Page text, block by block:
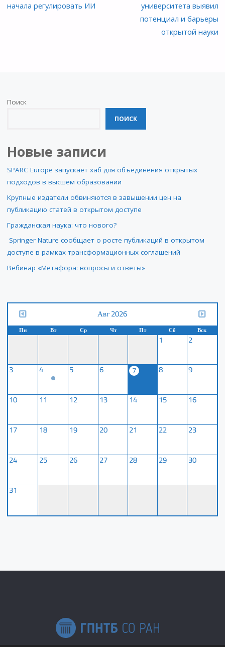
начала регулировать ИИ
университета выявил
потенциал и барьеры
открытой науки
Поиск
ПОИСК
Новые записи
SPARC Europe запускает хаб для объединения открытых
подходов в высшем образовании
Крупные издатели обвиняются в завышении цен на
публикацию статей в открытом доступе
Гражданская наука: что нового?
Springer Nature сообщает о росте публикаций в открытом
доступе в рамках трансформационных соглашений
Вебинар «Метафора: вопросы и ответы»
Авг 2026
Пн Вт Ср Чт Пт Сб Вск
1 2
3 4 5 6 7 8 9
10 11 12 13 14 15 16
17 18 19 20 21 22 23
24 25 26 27 28 29 30
31